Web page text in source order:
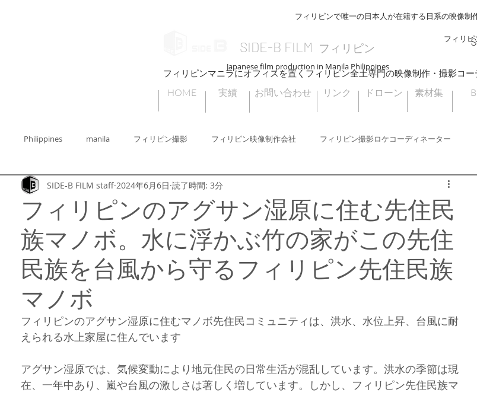
SIDE-B FILM フィリピン
フィリ
フィリピンで唯一の日本人が在籍する日系の映像制
Japanese film production in Manila Philippines
フィリピンマニラにオフィスを置くフィリピン全土専門の映像制作・撮影コ
HOME 実績 お問い合わせ リンク ドローン 素材集
Philippines manila フィリピン撮影 フィリピン映像制作会社 フィリピン撮影ロケコーディネーター
ピン撮影許可 フィリピンセブ フィリピンビデオグラファー
ピンフォトグラファー Cebu フィリピンの子どもたちの遊び フィリピン大統領選挙 ナウエライステラス
族イフガオ族 フィリピン部族 フィリピンロケ ボラカイ島 フィリピンビザ パラワンロケ 世界遺産
ピン料理 フィリピンのお祭り フィリピンネタ 文化遺産 フィリピンのお祭り ダバオ ミンダナオ島
フィリピンのアグサン湿原に住む先住民
族マノボ。水に浮かぶ竹の家がこの先住
民族を台風から守るフィリピン先住民族
マノボ
SIDE-B FILM staff 2024年6月6日 読了時間: 3分
フィリピンのアグサン湿原に住むマノボ先住民コミュニティは、洪水、水位上昇、台風に耐
えられる水上家屋に住んでいます
アグサン湿原では、気候変動により地元住民の日常生活が混乱しています。洪水の季節は現
在、一年中あり、嵐や台風の激しさは著しく増しています。しかし、フィリピン先住民族マ